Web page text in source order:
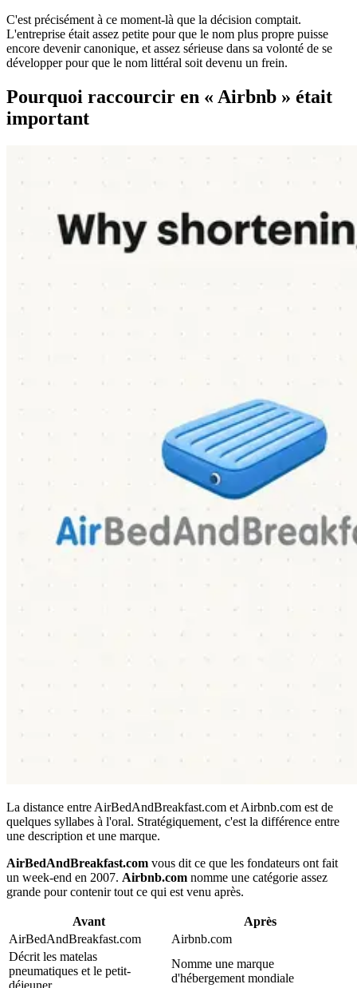
C'est précisément à ce moment-là que la décision comptait.
L'entreprise était assez petite pour que le nom plus propre puisse
encore devenir canonique, et assez sérieuse dans sa volonté de se
développer pour que le nom littéral soit devenu un frein.
Pourquoi raccourcir en « Airbnb » était
important
La distance entre AirBedAndBreakfast.com et Airbnb.com est de
quelques syllabes à l'oral. Stratégiquement, c'est la différence entre
une description et une marque.
AirBedAndBreakfast.com vous dit ce que les fondateurs ont fait
un week-end en 2007. Airbnb.com nomme une catégorie assez
grande pour contenir tout ce qui est venu après.
Avant
Après
AirBedAndBreakfast.com
Airbnb.com
Décrit les matelas
pneumatiques et le petit-
déjeuner
Nomme une marque
d'hébergement mondiale